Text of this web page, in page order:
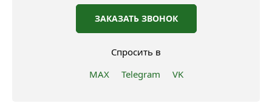
ЗАКАЗАТЬ ЗВОНОК
Спросить в
MAX
Telegram VK